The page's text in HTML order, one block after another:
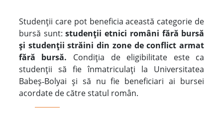
Studenții care pot beneficia această categorie de
bursă sunt:studenții etnici români fără bursă
și studenții străini din zone de conflict armat
fără bursă. Condiția de eligibilitate este ca
studenții să fie înmatriculați la Universitatea
Babeș‑Bolyai și să nu fie beneficiari ai bursei
acordate de către statul român.